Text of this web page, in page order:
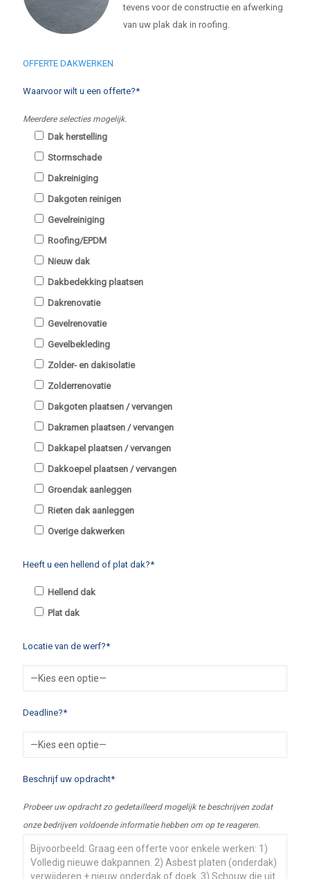
tevens voor de constructie en afwerking
van uw plak dak in roofing.
OFFERTE DAKWERKEN
Waarvoor wilt u een offerte?*
Meerdere selecties mogelijk.
Dak herstelling
Stormschade
Dakreiniging
Dakgoten reinigen
Gevelreiniging
Roofing/EPDM
Nieuw dak
Dakbedekking plaatsen
Dakrenovatie
Gevelrenovatie
Gevelbekleding
Zolder- en dakisolatie
Zolderrenovatie
Dakgoten plaatsen / vervangen
Dakramen plaatsen / vervangen
Dakkapel plaatsen / vervangen
Dakkoepel plaatsen / vervangen
Groendak aanleggen
Rieten dak aanleggen
Overige dakwerken
Heeft u een hellend of plat dak?*
Hellend dak
Plat dak
Locatie van de werf?*
Deadline?*
Beschrijf uw opdracht*
Probeer uw opdracht zo gedetailleerd mogelijk te beschrijven zodat
onze bedrijven voldoende informatie hebben om op te reageren.